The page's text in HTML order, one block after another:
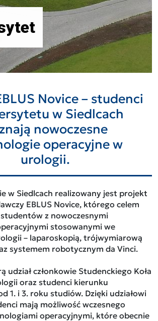
Novice – studenci
w Siedlcach
nowoczesne
operacyjne w
urologii.
w Siedlcach realizowany jest projekt
EBLUS Novice, którego celem
z nowoczesnymi
stosowanymi we
– laparoskopią, trójwymiarową
systemem robotycznym da Vinci.
udział członkowie Studenckiego Koła
oraz studenci kierunku
1. i 3. roku studiów. Dzięki udziałowi
mają możliwość wczesnego
operacyjnymi, które obecnie